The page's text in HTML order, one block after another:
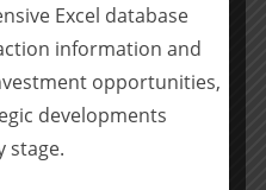
kommunikativen
arbeitet mit weltweit
wie Adobe, SAP CX,
Bloomreach und Scayle
zählen namhafte
Unternehmen wie
Excel database
information and
opportunities,
developments
stage.